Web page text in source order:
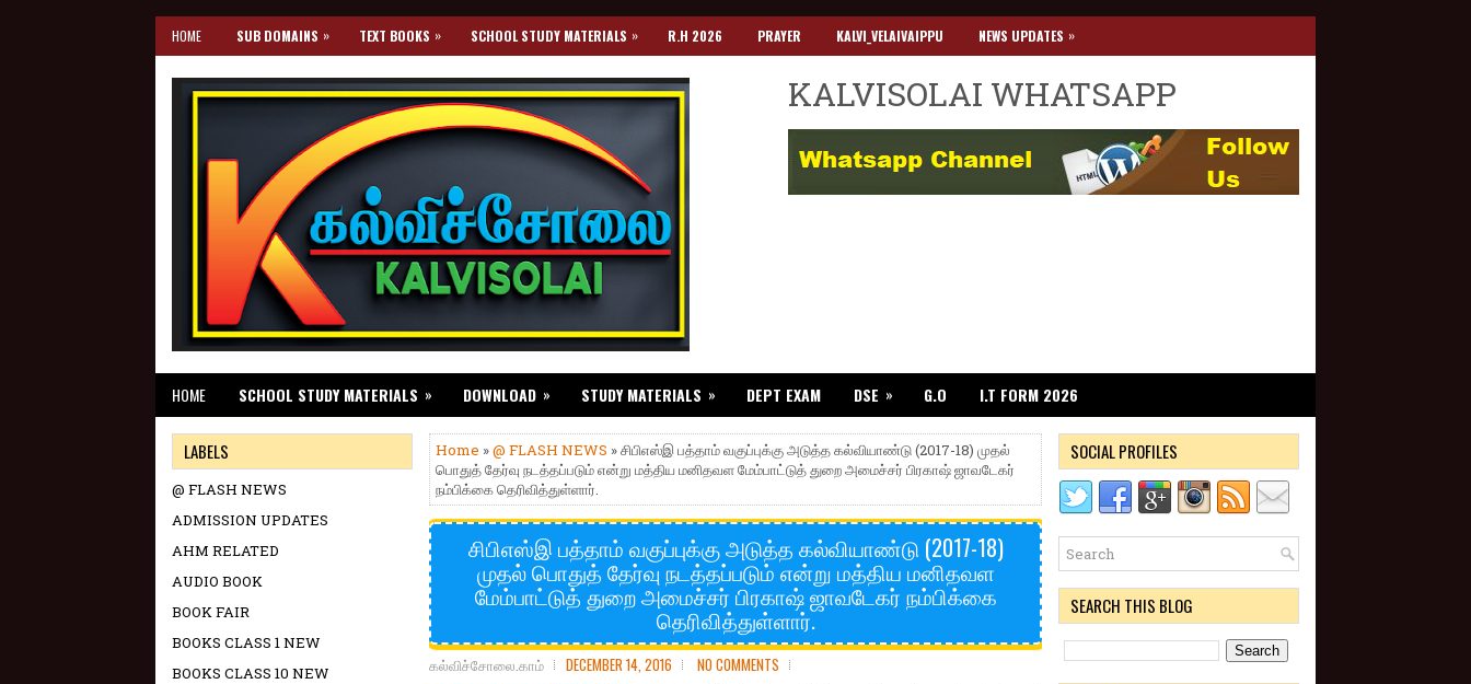
HOME SUB DOMAINS » TEXT BOOKS » SCHOOL STUDY MATERIALS » R.H 2026 PRAYER KALVI_VELAIVAIPPU NEWS UPDATES »
KALVISOLAI WHATSAPP
HOME SCHOOL STUDY MATERIALS » DOWNLOAD » STUDY MATERIALS » DEPT EXAM DSE » G.O I.T FORM 2026
Home »@ FLASH NEWS » சிபிஎஸ்இ பத்தாம் வகுப்புக்கு அடுத்த கல்வியாண்டு (2017-18) முதல்
பொதுத் தேர்வு நடத்தப்படும் என்று மத்திய மனிதவள மேம்பாட்டுத் துறை அமைச்சர் பிரகாஷ் ஜாவடேகர்
நம்பிக்கை தெரிவித்துள்ளார்.
சிபிஎஸ்இ பத்தாம் வகுப்புக்கு அடுத்த கல்வியாண்டு (2017-18)
முதல் பொதுத் தேர்வு நடத்தப்படும் என்று மத்திய மனிதவள
மேம்பாட்டுத் துறை அமைச்சர் பிரகாஷ் ஜாவடேகர் நம்பிக்கை
தெரிவித்துள்ளார்.
கல்விச்சோலை.காம் DECEMBER 14, 2016 NO COMMENTS
LABELS
@ FLASH NEWS
ADMISSION UPDATES
AHM RELATED
AUDIO BOOK
BOOK FAIR
BOOKS CLASS 1 NEW
BOOKS CLASS 10 NEW
SOCIAL PROFILES
SEARCH THIS BLOG